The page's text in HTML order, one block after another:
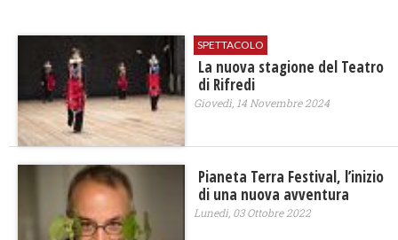
SPETTACOLO
La nuova stagione del Teatro
di Rifredi
Giovedì, 14 Novembre 2024
Pianeta Terra Festival, l’inizio
di una nuova avventura
Lunedì, 03 Ottobre 2022